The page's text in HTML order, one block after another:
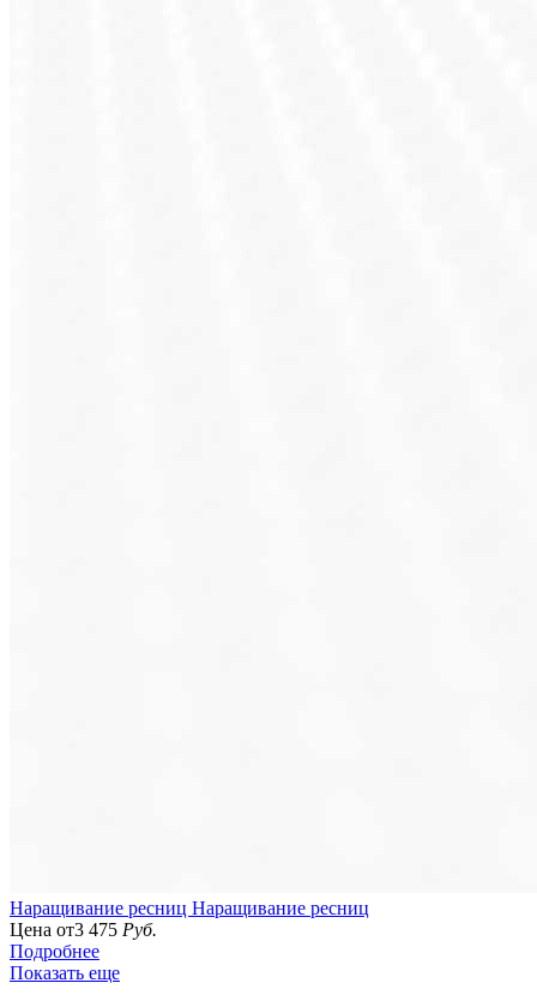
Наращивание ресниц Наращивание ресниц
Цена от3 475 Руб.
Подробнее
Показать еще